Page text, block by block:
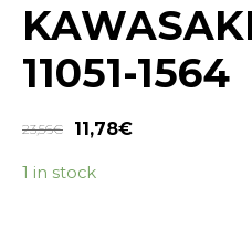
11051-1564
23,56€ 11,78€
1 in stock